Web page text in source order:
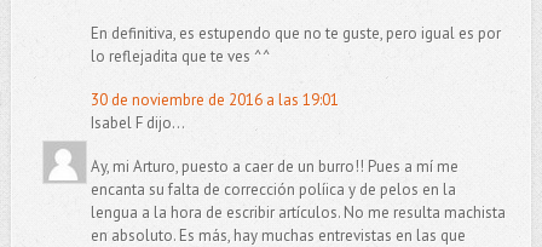
En definitiva, es estupendo que no te guste, pero igual es por
lo reflejadita que te ves ^^
30 de noviembre de 2016 a las 19:01
Isabel F dijo...
Ay, mi Arturo, puesto a caer de un burro!! Pues a mí me
encanta su falta de corrección políica y de pelos en la
lengua a la hora de escribir artículos. No me resulta machista
en absoluto. Es más, hay muchas entrevistas en las que